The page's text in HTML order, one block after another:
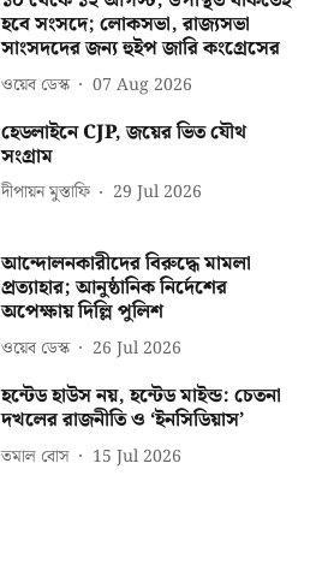
হবে সংসদে; লোকসভা, রাজ্যসভা
সাংসদদের জন্য হুইপ জারি কংগ্রেসের
ওয়েব ডেস্ক 07 Aug 2026
হেডলাইনে CJP, জয়ের ভিত যৌথ
সংগ্রাম
দীপায়ন মুস্তাফি 29 Jul 2026
আন্দোলনকারীদের বিরুদ্ধে মামলা
প্রত্যাহার; আনুষ্ঠানিক নির্দেশের
অপেক্ষায় দিল্লি পুলিশ
ওয়েব ডেস্ক 26 Jul 2026
হন্টেড হাউস নয়, হন্টেড মাইন্ড: চেতনা
দখলের রাজনীতি ও ‘ইনসিডিয়াস’
তমাল বোস 15 Jul 2026